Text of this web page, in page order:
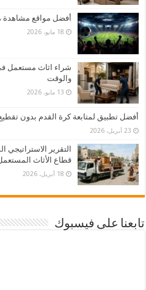
أفضل مواقع مشاهدة
18 مايو، 2026
شراء اثاث مستعمل
والوقت
13 مايو، 2026
أفضل تطبيق لمتابعة كرة القدم بدون
23 أبريل، 2026
التقرير
قطاع الأثاث
18 أبريل، 2026
تابعنا على فيسبوك